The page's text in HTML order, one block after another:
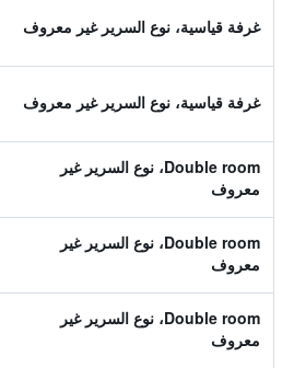
غرفة قياسية، نوع السرير غير معروف
غرفة قياسية، نوع السرير غير معروف
Double room، نوع السرير غير
معروف
Double room، نوع السرير غير
معروف
Double room، نوع السرير غير
معروف